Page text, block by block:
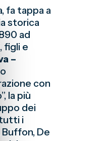
fa tappa a
storica
ad
figli e
–
con
la più
dei
i
De